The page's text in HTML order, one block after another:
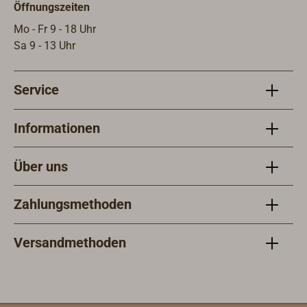
Öffnungszeiten
Mo - Fr 9 - 18 Uhr
Sa 9 - 13 Uhr
Service
Informationen
Über uns
Zahlungsmethoden
Versandmethoden